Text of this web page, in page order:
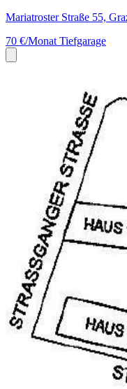
Mariatroster Straße 55,
70 €/Monat Tiefgarage